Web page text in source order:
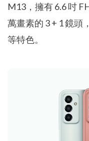
M13，擁有 6.6 吋
萬畫素的 3 + 1 鏡頭
等特色。